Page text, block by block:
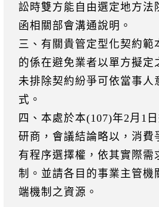
訟時雙方能自由選定地方
函相關部會溝通說明。
三、有關貴管定型化契約
的係在避免業者以單方擬
未排除契約紛爭可依當事
式。
四、本處於本(107)年2月1
研商，會議結論略以，消費
有程序選擇權，依其實際
制。並請各目的事業主管
端機制之資源。